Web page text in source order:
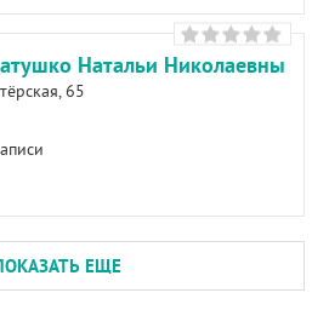
Натальи Николаевны
65
ЕЩЕ